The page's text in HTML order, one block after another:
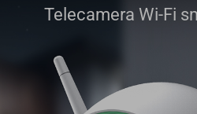
Telecamera Wi-Fi